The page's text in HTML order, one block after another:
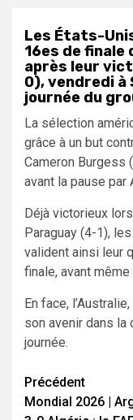
Les États-
16es de finale
après leur
0), vendredi à
journée du
La sélection
grâce à un but
Cameron Burgess
avant la pause par
Déjà victorieux
Paraguay (4-1),
valident ainsi leur
finale, avant
En face,
son avenir dans
journée.
d’article
Précédent
Mondial 2026 |